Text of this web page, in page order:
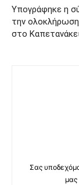
Υπογράφηκε η
την
στο
Σας
μας